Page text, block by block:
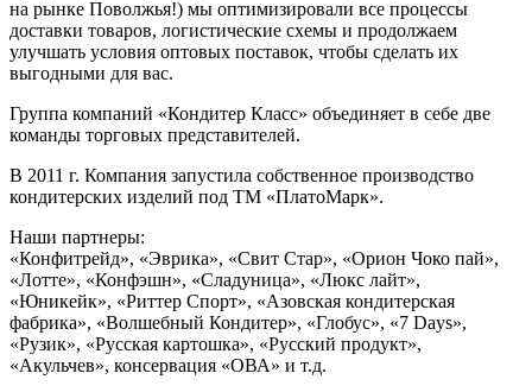
на рынке Поволжья!) мы оптимизировали все процессы
доставки товаров, логистические схемы и продолжаем
улучшать условия оптовых поставок, чтобы сделать их
выгодными для вас.
Группа компаний «Кондитер Класс» объединяет в себе две
команды торговых представителей.
В 2011 г. Компания запустила собственное производство
кондитерских изделий под ТМ «ПлатоМарк».
Наши партнеры:
«Конфитрейд», «Эврика», «Свит Стар», «Орион Чоко пай»,
«Лотте», «Конфэшн», «Сладуница», «Люкс лайт»,
«Юникейк», «Риттер Спорт», «Азовская кондитерская
фабрика», «Волшебный Кондитер», «Глобус», «7 Days»,
«Рузик», «Русская картошка», «Русский продукт»,
«Акульчев», консервация «ОВА» и т.д.